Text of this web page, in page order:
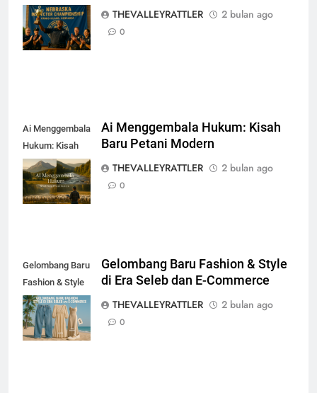
Championships
Tiga Tahun
Beruntun
THEVALLEYRATTLER
2 bulan ago
0
Ai Menggembala
Hukum: Kisah
Baru Petani
Modern
Ai Menggembala Hukum: Kisah
Baru Petani Modern
THEVALLEYRATTLER
2 bulan ago
0
Gelombang Baru
Fashion & Style
di Era Seleb dan
E-Commerce
Gelombang Baru Fashion & Style
di Era Seleb dan E-Commerce
THEVALLEYRATTLER
2 bulan ago
0